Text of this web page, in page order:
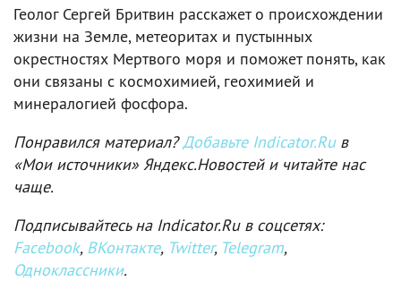
Геолог Сергей Бритвин расскажет о происхождении
жизни на Земле, метеоритах и пустынных
окрестностях Мертвого моря и поможет понять, как
они связаны с космохимией, геохимией и
минералогией фосфора.
Понравился материал?Добавьте Indicator.Ruв
«Мои источники» Яндекс.Новостей и читайте нас
чаще.
Подписывайтесь на Indicator.Ru в соцсетях:
Facebook, ВКонтакте, Twitter, Telegram,
Одноклассники.